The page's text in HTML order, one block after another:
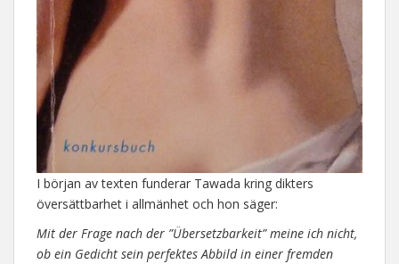
I början av texten funderar Tawada kring dikters
översättbarhet i allmänhet och hon säger:
Mit der Frage nach der ”Übersetzbarkeit” meine ich nicht,
ob ein Gedicht sein perfektes Abbild in einer fremden